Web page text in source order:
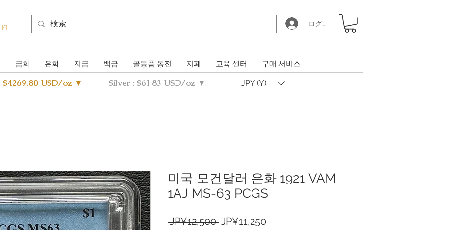
ログイン
금화 은화 지금 백금 골동품 동전 지폐 교육 센터 구매 서비스
$4269.80 USD/oz ▼ Silver : $61.83 USD/oz ▼ JPY (¥)
미국 모건달러 은화 1921 VAM
1AJ MS-63 PCGS
JP¥12,500 일
JP¥11,250